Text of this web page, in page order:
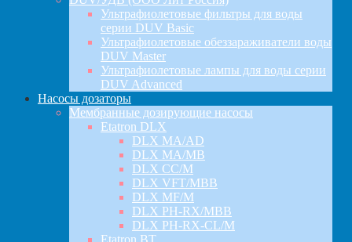
Ультрафиолетовые фильтры для воды
серии DUV Basic
Ультрафиолетовые обеззараживатели воды
DUV Master
Ультрафиолетовые лампы для воды серии
DUV Advanced
Насосы дозаторы
Мембранные дозирующие насосы
Etatron DLX
DLX MA/AD
DLX MA/MB
DLX CC/M
DLX VFT/MBB
DLX MF/M
DLX PH-RX/MBB
DLX PH-RX-CL/M
Etatron BT